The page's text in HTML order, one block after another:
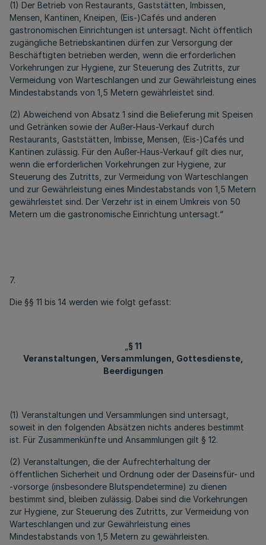
(1) Der Betrieb von Restaurants, Gaststätten, Imbissen,
Mensen, Kantinen, Kneipen, (Eis-)Cafés und anderen
gastronomischen Einrichtungen ist untersagt. Nicht öffentlich
zugängliche Betriebskantinen dürfen zur Versorgung der
Beschäftigten betrieben werden, wenn die erforderlichen
Vorkehrungen zur Hygiene, zur Steuerung des Zutritts, zur
Vermeidung von Warteschlangen und zur Gewährleistung eines
Mindestabstands von 1,5 Metern gewährleistet sind.
(2) Abweichend von Absatz 1 sind die Belieferung mit Speisen
und Getränken sowie der Außer-Haus-Verkauf durch
Restaurants, Gaststätten, Imbisse, Mensen, (Eis-)Cafés und
Kantinen zulässig. Für den Außer-Haus-Verkauf gilt dies nur,
wenn die erforderlichen Vorkehrungen zur Hygiene, zur
Steuerung des Zutritts, zur Vermeidung von Warteschlangen
und zur Gewährleistung eines Mindestabstands von 1,5 Metern
gewährleistet sind. Der Verzehr ist in einem Umkreis von 50
Metern um die gastronomische Einrichtung untersagt.“
7.
Die §§ 11 bis 14 werden wie folgt gefasst:
§ 11
Veranstaltungen, Versammlungen, Gottesdienste,
Beerdigungen
(1) Veranstaltungen und Versammlungen sind untersagt,
soweit in den folgenden Absätzen nichts anderes bestimmt
ist. Für Zusammenkünfte und Ansammlungen gilt § 12.
(2) Veranstaltungen, die der Aufrechterhaltung der
öffentlichen Sicherheit und Ordnung oder der Daseinsfür- und
-vorsorge (insbesondere Blutspendetermine) zu dienen
bestimmt sind, bleiben zulässig. Dabei sind die Vorkehrungen
zur Hygiene, zur Steuerung des Zutritts, zur Vermeidung von
Warteschlangen und zur Gewährleistung eines
Mindestabstands von 1,5 Metern zu gewährleisten.